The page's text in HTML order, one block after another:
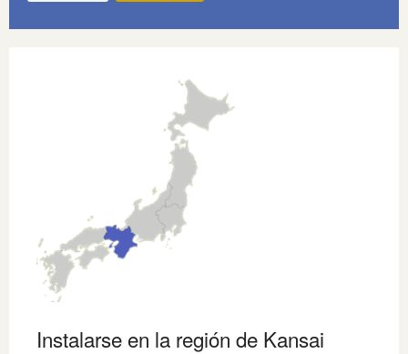
Instalarse en la región de Kansai